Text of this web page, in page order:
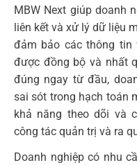
MBW Next giúp doanh
liên kết và xử lý dữ liệu
đảm bảo các thông tin
được đồng bộ và nhất
đúng ngay từ đầu,
sai sót trong hạch toán
khả năng theo dõi và
công tác quản trị và ra
Doanh nghiệp có nhu